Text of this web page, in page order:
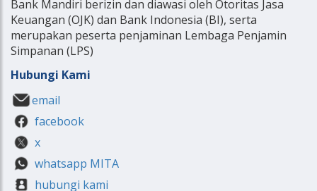
Bank Mandiri berizin dan diawasi oleh Otoritas Jasa
Keuangan (OJK) dan Bank Indonesia (BI), serta
merupakan peserta penjaminan Lembaga Penjamin
Simpanan (LPS)
Hubungi Kami
email
facebook
x
whatsapp MITA
hubungi kami